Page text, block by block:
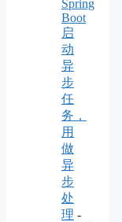
Spring
Boot
启
动
异
步
任
务，
用
做
异
步
处
理 -